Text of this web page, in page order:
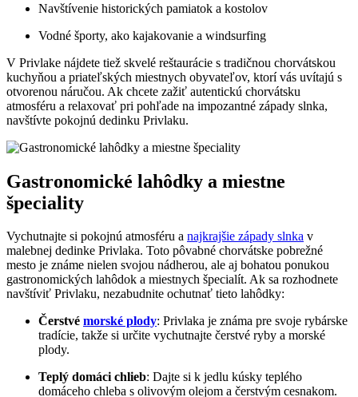
Navštívenie historických⁤ pamiatok a kostolov
Vodné športy, ako kajakovanie ‌a windsurfing
V Privlake nájdete tiež skvelé reštaurácie s tradičnou chorvátskou
kuchyňou‌ a ‌priateľských miestnych obyvateľov, ktorí vás uvítajú s
otvorenou náručou. Ak chcete ​zažiť autentickú ⁤chorvátsku​
atmosféru a relaxovať pri⁢ pohľade na impozantné západy ‍slnka,‌
navštívte pokojnú dedinku Privlaku.
Gastronomické lahôdky a miestne
špeciality
Vychutnajte si pokojnú atmosféru a⁢ najkrajšie západy slnka v
‌malebnej dedinke Privlaka. Toto pôvabné chorvátske pobrežné
mesto je známe nielen svojou nádherou, ale aj bohatou ponukou
gastronomických‍ lahôdok a miestnych⁤ špecialít. Ak sa ‍rozhodnete
navštíviť Privlaku,⁤ nezabudnite ochutnať tieto lahôdky:
Čerstvé morské plody: Privlaka je‌ známa pre svoje rybárske
tradície, takže si určite vychutnajte čerstvé ryby a morské
plody.
Teplý⁢ domáci chlieb: Dajte ​si k ​jedlu kúsky teplého
domáceho chleba s olivovým olejom a čerstvým cesnakom.